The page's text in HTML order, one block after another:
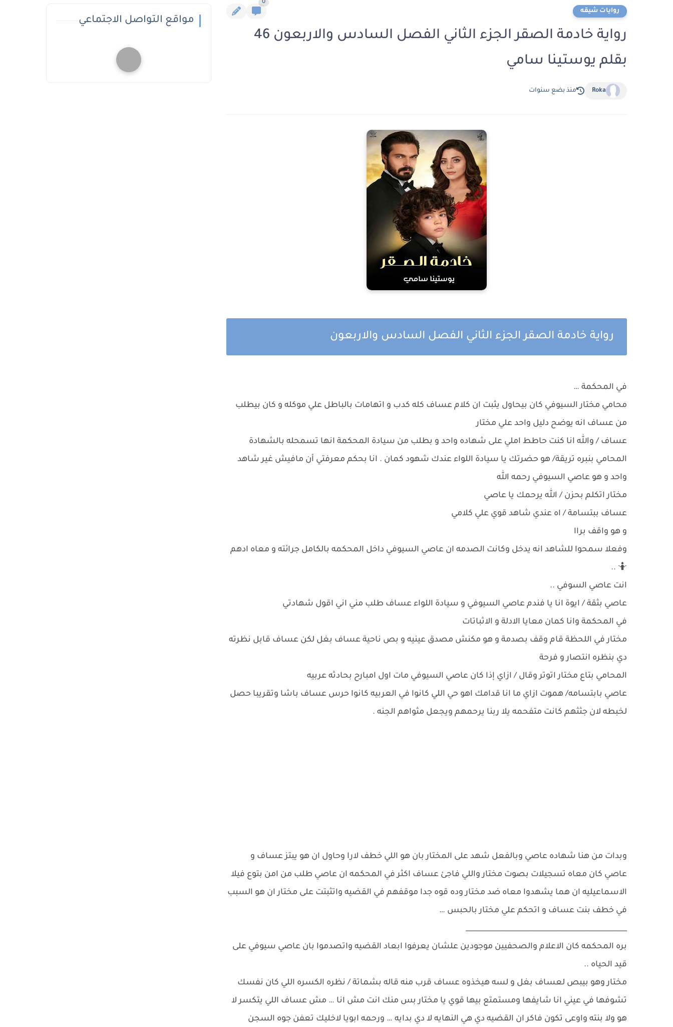
روايات شيقه
0
رواية خادمة الصقر الجزء الثاني الفصل السادس والاربعون 46
بقلم يوستينا سامي
Roka منذ بضع سنوات
رواية خادمة الصقر الجزء الثاني الفصل السادس والاربعون
في المحكمة …
محامي مختار السيوفي كان بيحاول يثبت ان كلام عساف كله كدب و اتهامات بالباطل علي موكله و كان بيطلب
من عساف انه يوضح دليل واحد علي مختار
عساف / والله انا كنت حاطط املي على شهاده واحد و بطلب من سيادة المحكمة انها تسمحله بالشهادة
المحامي بنبره تريقة/ هو حضرتك يا سيادة اللواء عندك شهود كمان . انا بحكم معرفتي أن مافيش غير شاهد
واحد و هو عاصي السيوفي رحمه الله
مختار اتكلم بحزن / الله يرحمك يا عاصي
عساف ببتسامة / اه عندي شاهد قوي علي كلامي
و هو واقف براا
وفعلا سمحوا للشاهد انه يدخل وكانت الصدمه ان عاصي السيوفي داخل المحكمه بالكامل جرائته و معاه ادهم
🤷 ..
انت عاصي السوفي ..
عاصي بثقة / ايوة انا يا فندم عاصي السيوفي و سيادة اللواء عساف طلب مني اني اقول شهادتي
في المحكمة وانا كمان معايا الادلة و الاثباتات
مختار في اللحظة قام وقف بصدمة و هو مكنش مصدق عينيه و بص ناحية عساف بغل لكن عساف قابل نظرته
دي بنظره انتصار و فرحة
المحامي بتاع مختار اتوتر وقال / ازاي إذا كان عاصي السيوفي مات اول امبارح بحادثه عربيه
عاصي بابتسامه/ هموت ازاي ما انا قدامك اهو حي اللي كانوا في العربيه كانوا حرس عساف باشا وتقريبا حصل
لخبطه لان جثثهم كانت متفحمه يلا ربنا يرحمهم ويجعل مثواهم الجنه .
وبدات من هنا شهاده عاصي وبالفعل شهد على المختار بان هو اللي خطف لارا وحاول ان هو يبتز عساف و
عاصي كان معاه تسجيلات بصوت مختار واللي فاجئ عساف اكثر في المحكمه ان عاصي طلب من امن بتوع فيلا
الاسماعيليه ان هما يشهدوا معاه ضد مختار وده قوه جدا موقفهم في القضيه واتثبتت على مختار ان هو السبب
في خطف بنت عساف و اتحكم علي مختار بالحبس …
______________________________________________
بره المحكمه كان الاعلام والصحفيين موجودين علشان يعرفوا ابعاد القضيه واتصدموا بان عاصي سيوفي على
قيد الحياه ..
مختار وهو بيبص لعساف بغل و لسه هيخذوه عساف قرب منه قاله بشماتة / نظره الكسره اللي كان نفسك
تشوفها في عيني انا شايفها ومستمتع بيها قوي يا مختار بس منك انت مش انا … مش عساف اللي يتكسر لا
هو ولا بنته واوعى تكون فاكر ان القضيه دي هي النهايه لا دي بدايه … ورحمه ابويا لاخليك تعفن جوه السجن
مواقع التواصل الاجتماعي